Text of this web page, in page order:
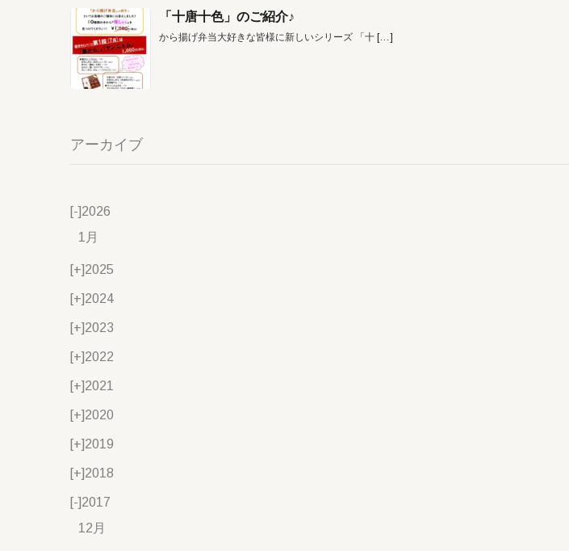
「十唐十色」のご紹介♪
から揚げ弁当大好きな皆様に新しいシリーズ 「十 […]
アーカイブ
[-]2026
1月
[+]2025
[+]2024
[+]2023
[+]2022
[+]2021
[+]2020
[+]2019
[+]2018
[-]2017
12月